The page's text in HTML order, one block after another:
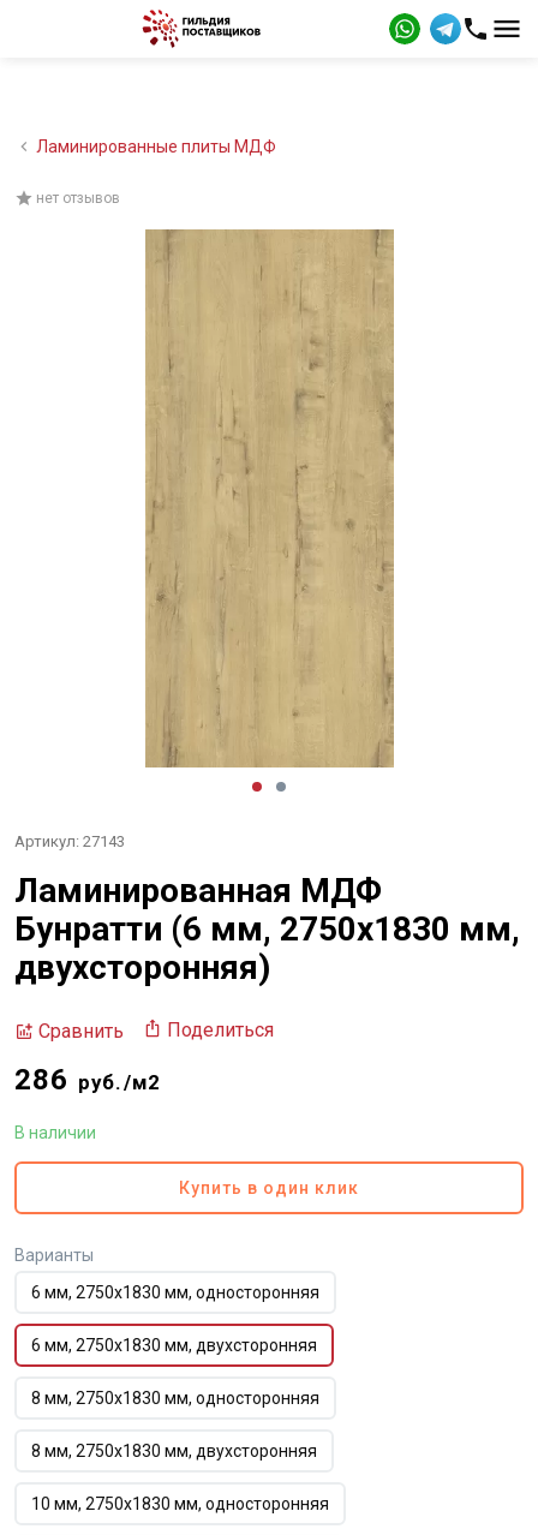
Ламинированные плиты МДФ
нет отзывов
Артикул: 27143
Ламинированная МДФ
Бунратти (6 мм, 2750х1830 мм,
двухсторонняя)
Сравнить Поделиться
286 руб./м2
В наличии
Купить в один клик
Варианты
6 мм, 2750х1830 мм, односторонняя
6 мм, 2750х1830 мм, двухсторонняя
8 мм, 2750х1830 мм, односторонняя
8 мм, 2750х1830 мм, двухсторонняя
10 мм, 2750х1830 мм, односторонняя